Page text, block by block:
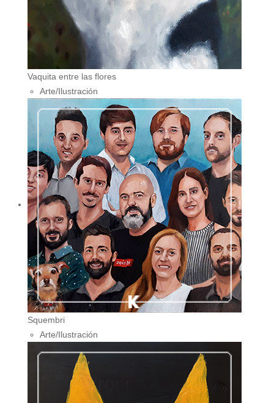
Vaquita entre las flores
Arte/Ilustración
Squembri
Arte/Ilustración